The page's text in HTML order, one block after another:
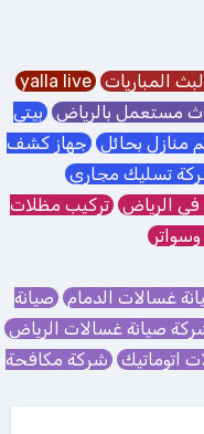
المباريات yalla live
مستعمل بالرياض بيتي
منازل بحائل جهاز كشف
تسليك مجاري
الرياض تركيب مظلات
غسالات الدمام صيانة
صيانة غسالات الرياض
اتوماتيك شركة مكافحة